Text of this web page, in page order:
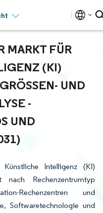
MARKT FÜR
(KI)
UND M
- W
P
Intelligenz (KI)
nach Rechenzentrumtyp
Rechenzentren und
Softwaretechnologie und